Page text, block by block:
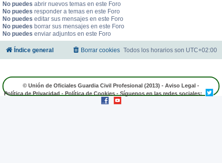
No puedes abrir nuevos temas en este Foro
No puedes responder a temas en este Foro
No puedes editar sus mensajes en este Foro
No puedes borrar sus mensajes en este Foro
No puedes enviar adjuntos en este Foro
Índice general Todos los horarios son UTC+02:00
Borrar cookies
© Unión de Oficiales Guardia Civil Profesional (2013) - Aviso Legal -
Política de Privacidad - Política de Cookies - Síguenos en las redes sociales: